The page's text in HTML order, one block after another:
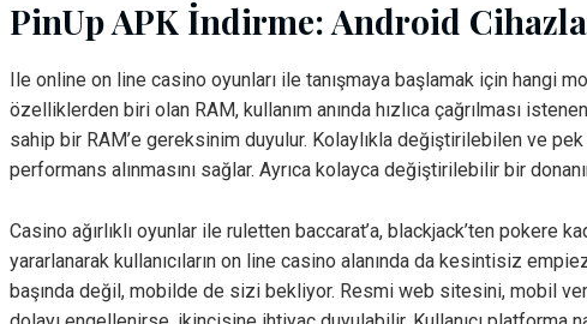
PinUp APK İndirme: Android
Ile online on line casino oyunları ile tanışmaya başlamak için hangi
özelliklerden biri olan RAM, kullanım anında hızlıca çağrılması
sahip bir RAM’e gereksinim duyulur. Kolaylıkla değiştirilebilen ve
performans alınmasını sağlar. Ayrıca kolayca değiştirilebilir bir
Casino ağırlıklı oyunlar ile ruletten baccarat’a, blackjack’ten
yararlanarak kullanıcıların on line casino alanında da kesintisiz
başında değil, mobilde de sizi bekliyor. Resmi web sitesini, mobil